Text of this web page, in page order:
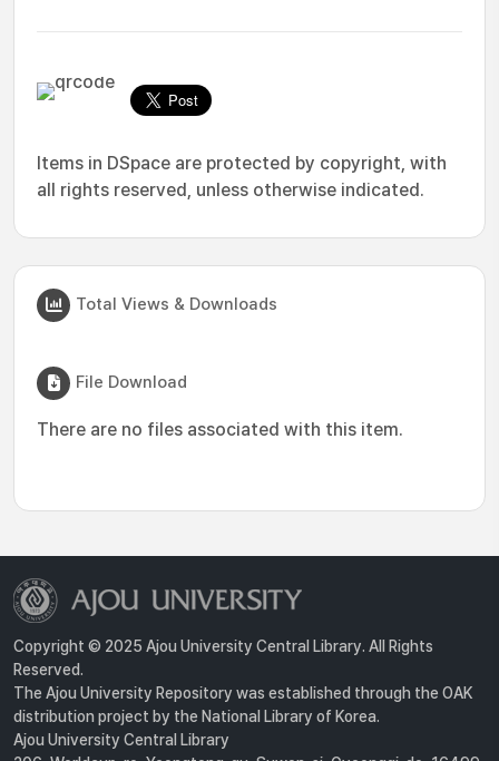
Items in DSpace are protected by copyright, with
all rights reserved, unless otherwise indicated.
Total Views & Downloads
File Download
There are no files associated with this item.
Copyright © 2025 Ajou University Central Library. All Rights
Reserved.
The Ajou University Repository was established through the OAK
distribution project by the National Library of Korea.
Ajou University Central Library